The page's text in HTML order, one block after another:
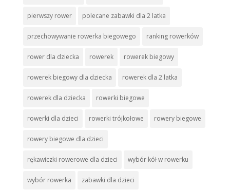
pierwszy rower polecane zabawki dla 2 latka
przechowywanie rowerka biegowego ranking rowerków
rower dla dziecka rowerek rowerek biegowy
rowerek biegowy dla dziecka rowerek dla 2 latka
rowerek dla dziecka rowerki biegowe
rowerki dla dzieci rowerki trójkołowe rowery biegowe
rowery biegowe dla dzieci
rękawiczki rowerowe dla dzieci wybór kół w rowerku
wybór rowerka zabawki dla dzieci